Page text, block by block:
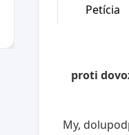
Petícia
proti
My,